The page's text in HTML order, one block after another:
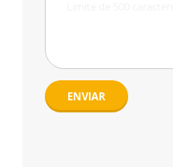
ENVIAR